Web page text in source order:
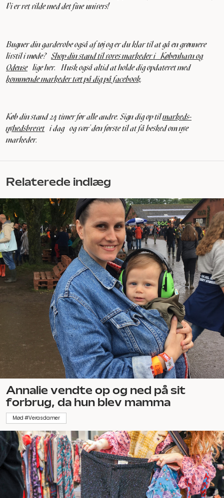
Vi er ret vilde med det fine univers!
Bugner din garderobe også af tøj og er du klar til at gå en grønnere
livstil i møde? Shop din stand til vores markeder i København og
Odenselige her. Husk også altid at holde dig opdateret med
kommende markeder tæt på dig på facebook.
Køb din stand 24 timer før alle andre. Sign dig op tilmarkeds-
nyhedsbreveti dag og vær’ den første til at få besked om nye
markeder.
Relaterede indlæg
Annalie vendte op og ned på sit
forbrug, da hun blev mamma
Mød #Verasdamer